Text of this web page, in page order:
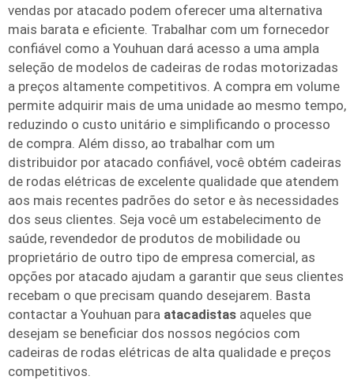
vendas por atacado podem oferecer uma alternativa
mais barata e eficiente. Trabalhar com um fornecedor
confiável como a Youhuan dará acesso a uma ampla
seleção de modelos de cadeiras de rodas motorizadas
a preços altamente competitivos. A compra em volume
permite adquirir mais de uma unidade ao mesmo tempo,
reduzindo o custo unitário e simplificando o processo
de compra. Além disso, ao trabalhar com um
distribuidor por atacado confiável, você obtém cadeiras
de rodas elétricas de excelente qualidade que atendem
aos mais recentes padrões do setor e às necessidades
dos seus clientes. Seja você um estabelecimento de
saúde, revendedor de produtos de mobilidade ou
proprietário de outro tipo de empresa comercial, as
opções por atacado ajudam a garantir que seus clientes
recebam o que precisam quando desejarem. Basta
contactar a Youhuan para atacadistas aqueles que
desejam se beneficiar dos nossos negócios com
cadeiras de rodas elétricas de alta qualidade e preços
competitivos.